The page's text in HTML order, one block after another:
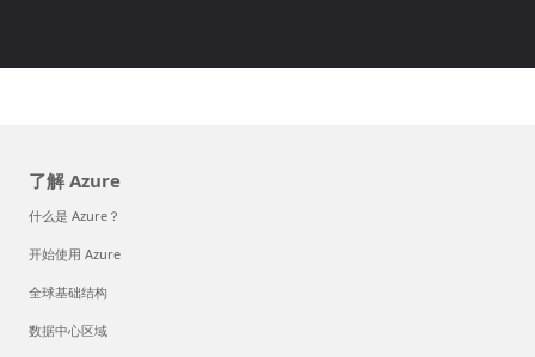
了解 Azure
什么是 Azure？
开始使用 Azure
全球基础结构
数据中心区域